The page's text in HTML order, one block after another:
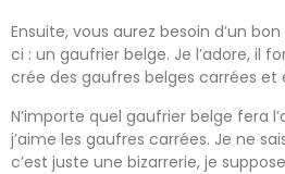
Ensuite, vous aurez besoin d’un
ci : un gaufrier belge. Je l’adore, il
crée des gaufres belges carrées et
N’importe quel gaufrier belge fera
j’aime les gaufres carrées. Je ne
c’est juste une bizarrerie, je